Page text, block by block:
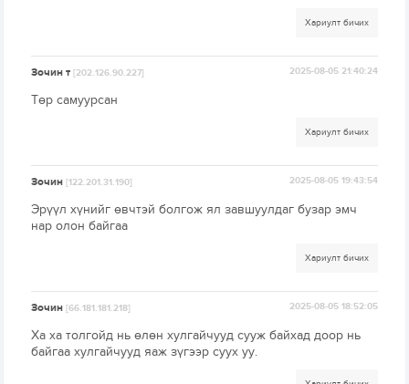
Хариулт бичих
Зочин т[202.126.90.227] 2025-08-05 21:40:24
Төр самуурсан
Хариулт бичих
Зочин[122.201.31.190] 2025-08-05 19:43:54
Эрүүл хүнийг өвчтэй болгож ял завшуулдаг бузар эмч
нар олон байгаа
Хариулт бичих
Зочин[66.181.181.218] 2025-08-05 18:52:05
Ха ха толгойд нь өлөн хулгайчууд сууж байхад доор нь
байгаа хулгайчууд яаж зүгээр суух уу.